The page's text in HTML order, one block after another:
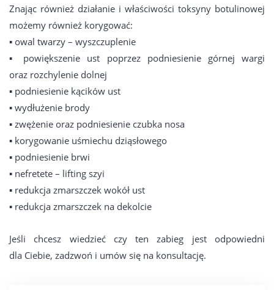
Znając również działanie i właściwości toksyny botulinowej
możemy również korygować:
▪️ owal twarzy – wyszczuplenie
▪️ powiększenie ust poprzez podniesienie górnej wargi
oraz rozchylenie dolnej
▪️ podniesienie kącików ust
▪️ wydłużenie brody
▪️ zwężenie oraz podniesienie czubka nosa
▪️ korygowanie uśmiechu dziąsłowego
▪️ podniesienie brwi
▪️ nefretete – lifting szyi
▪️ redukcja zmarszczek wokół ust
▪️ redukcja zmarszczek na dekolcie
Jeśli chcesz wiedzieć czy ten zabieg jest odpowiedni
dla Ciebie, zadzwoń i umów się na konsultację.